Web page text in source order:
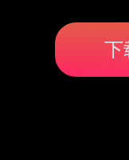
下